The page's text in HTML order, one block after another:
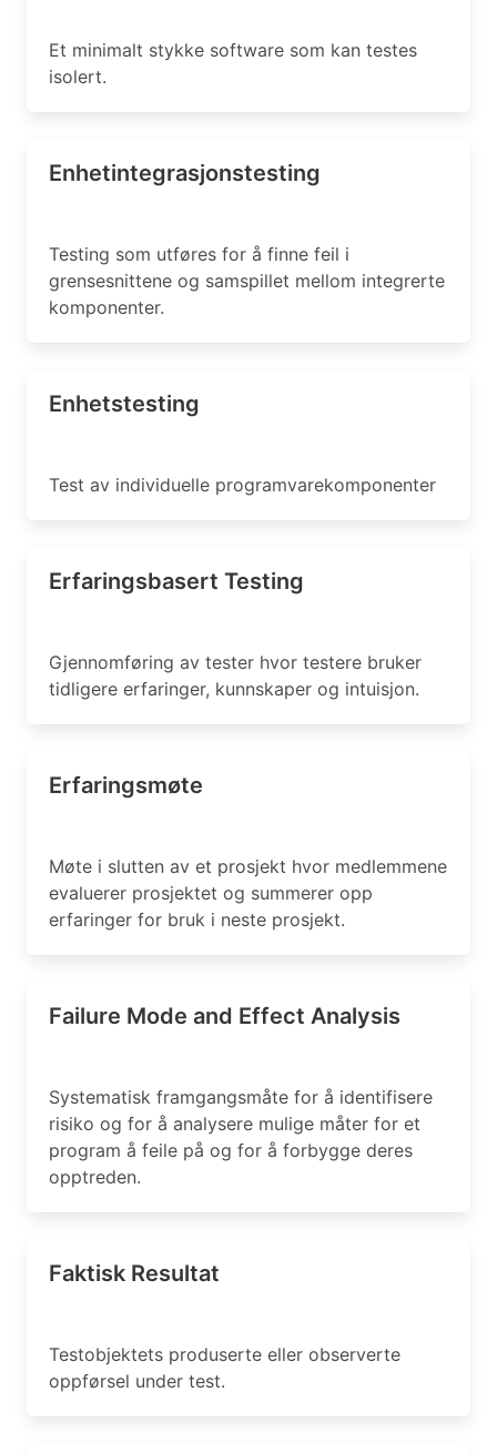
Et minimalt stykke software som kan testes
isolert.
Enhetintegrasjonstesting
Testing som utføres for å finne feil i
grensesnittene og samspillet mellom integrerte
komponenter.
Enhetstesting
Test av individuelle programvarekomponenter
Erfaringsbasert Testing
Gjennomføring av tester hvor testere bruker
tidligere erfaringer, kunnskaper og intuisjon.
Erfaringsmøte
Møte i slutten av et prosjekt hvor medlemmene
evaluerer prosjektet og summerer opp
erfaringer for bruk i neste prosjekt.
Failure Mode and Effect Analysis
Systematisk framgangsmåte for å identifisere
risiko og for å analysere mulige måter for et
program å feile på og for å forbygge deres
opptreden.
Faktisk Resultat
Testobjektets produserte eller observerte
oppførsel under test.